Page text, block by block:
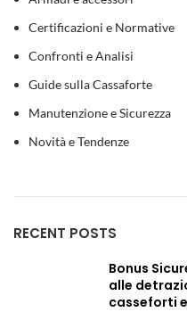
Certificazioni e Normative
Confronti e Analisi
Guide sulla Cassaforte
Manutenzione e Sicurezza
Novità e Tendenze
RECENT POSTS
Bonus
alle
casseforti